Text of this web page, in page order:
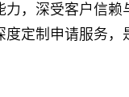
力，深受客户信赖
度定制申请服务，